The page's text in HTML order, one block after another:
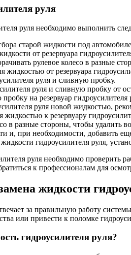
руля
руля необходимо выполнить
старой жидкости под
от резервуара
рулевое колесо в разные
от резервуара
руля и сливную пробку.
руля и сливную пробку от
на резервуар гидроусилителя
руля новой жидкостью,
к резервуару
в разные стороны, чтобы удалить
и, при необходимости, добавить
гидроусилителя руля,
руля необходимо проверить
к профессионалам для
жидкости
за правильную работу
или привести к поломке
гидроусилителя руля?